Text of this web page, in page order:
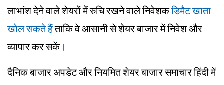
लाभांश देने वाले शेयरों में रुचि रखने वाले निवेशकडिमैट खाता
खोल सकते हैंताकि वे आसानी से शेयर बाजार में निवेश और
व्यापार कर सकें।
दैनिक बाजार अपडेट और नियमित शेयर बाजार समाचार हिंदी में